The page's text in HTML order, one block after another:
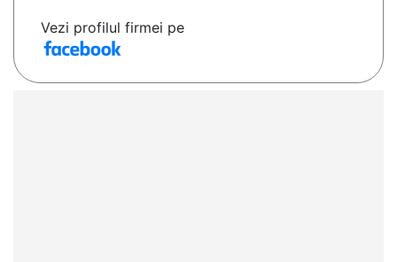
Vezi profilul firmei pe